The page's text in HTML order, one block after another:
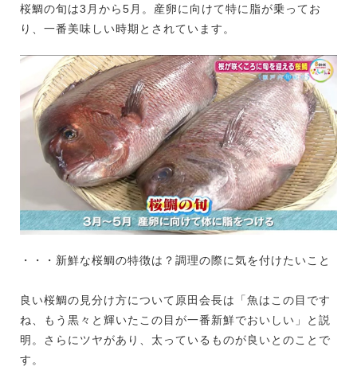
桜鯛の旬は3月から5月。産卵に向けて特に脂が乗ってお
り、一番美味しい時期とされています。
・・・新鮮な桜鯛の特徴は？調理の際に気を付けたいこと
良い桜鯛の見分け方について原田会長は「魚はこの目です
ね、もう黒々と輝いたこの目が一番新鮮でおいしい」と説
明。さらにツヤがあり、太っているものが良いとのことで
す。